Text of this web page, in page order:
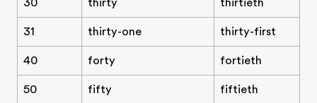
30 thirty thirtieth
31 thirty-one thirty-first
40 forty fortieth
50 fifty fiftieth